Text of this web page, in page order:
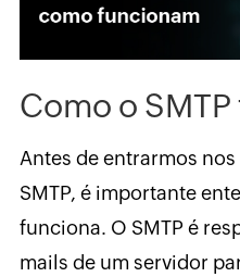
Como o
Antes de entrarmos
SMTP, é importante
funciona. O SMTP é
mails de um servidor